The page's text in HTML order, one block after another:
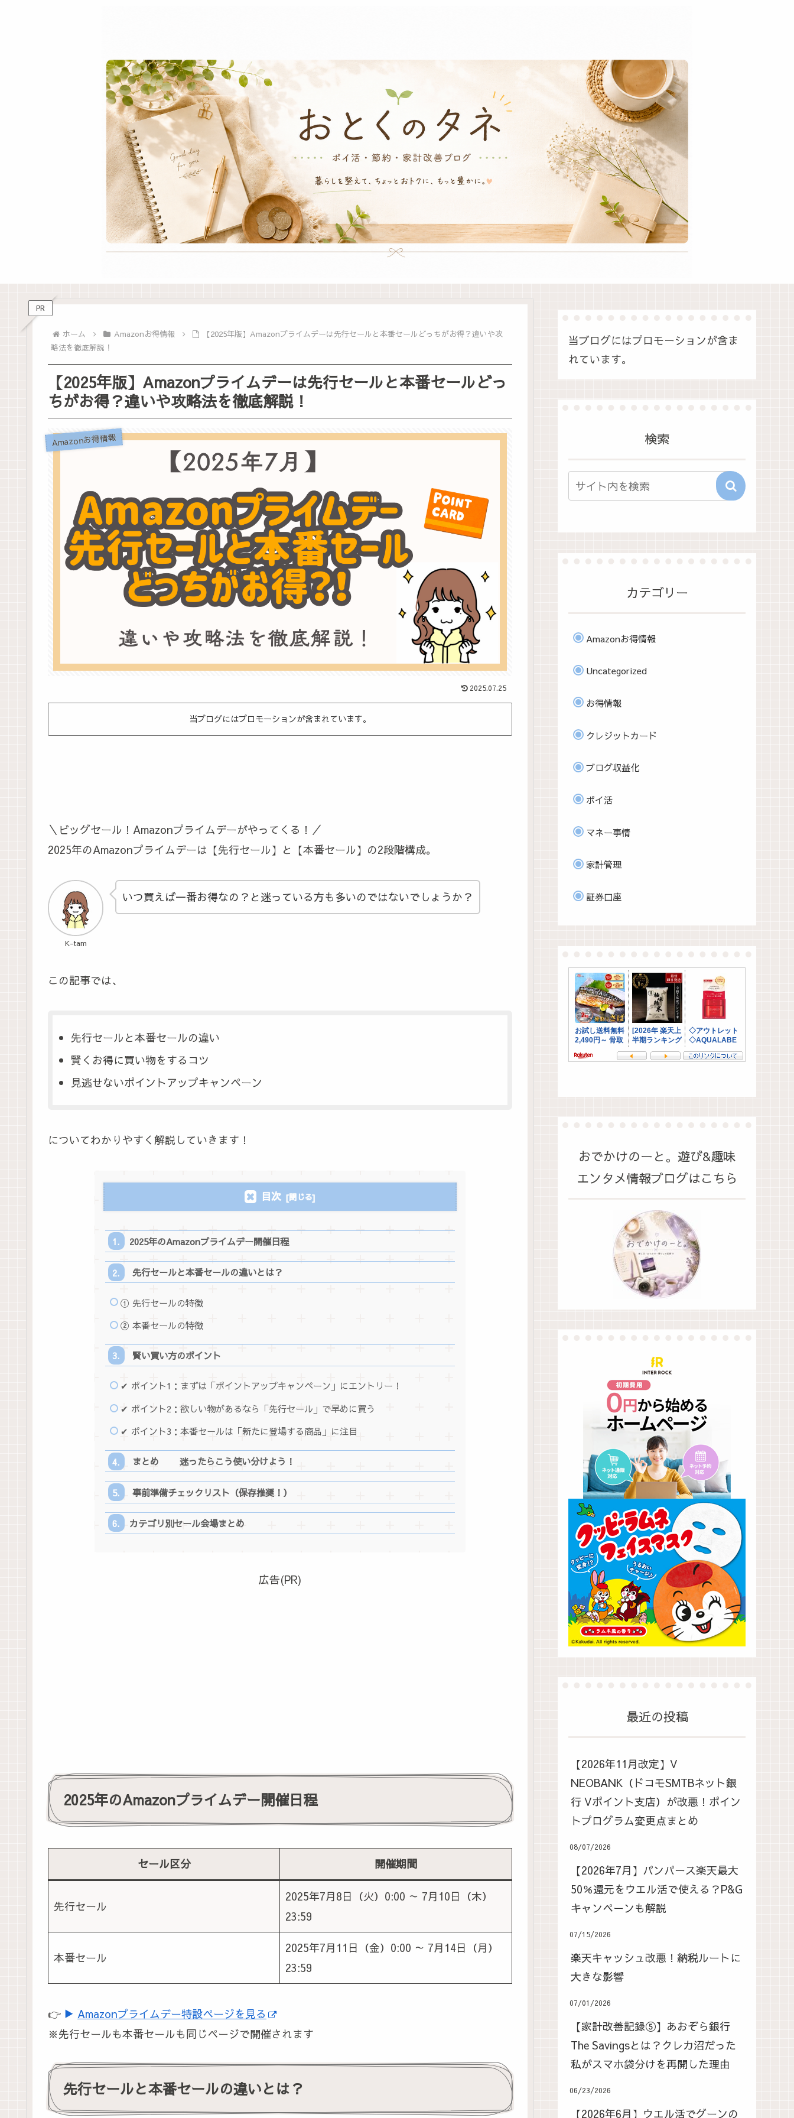
PR
ホーム Amazonお得情報
【2025年版】Amazonプライムデーは先行セールと本番セールどっちがお得？違いや攻
略法を徹底解説！
【2025年版】Amazonプライムデーは先行セールと本番セールどっ
ちがお得？違いや攻略法を徹底解説！
Amazonお得情報
2025.07.25
当ブログにはプロモーションが含まれています。
＼ビッグセール！Amazonプライムデーがやってくる！／
2025年のAmazonプライムデーは【先行セール】と【本番セール】の2段階構成。
K-tam
いつ買えば一番お得なの？と迷っている方も多いのではないでしょうか？
この記事では、
先行セールと本番セールの違い
賢くお得に買い物をするコツ
見逃せないポイントアップキャンペーン
についてわかりやすく解説していきます！
目次
2025年のAmazonプライムデー開催日程
先行セールと本番セールの違いとは？
① 先行セールの特徴
② 本番セールの特徴
賢い買い方のポイント
✔ ポイント1：まずは「ポイントアップキャンペーン」にエントリー！
✔ ポイント2：欲しい物があるなら「先行セール」で早めに買う
✔ ポイント3：本番セールは「新たに登場する商品」に注目
まとめ 迷ったらこう使い分けよう！
事前準備チェックリスト（保存推奨！）
カテゴリ別セール会場まとめ
広告(PR)
2025年のAmazonプライムデー開催日程
セール区分 開催期間
先行セール
2025年7月8日（火）0:00 ～ 7月10日（木）
23:59
本番セール
2025年7月11日（金）0:00 ～ 7月14日（月）
23:59
👉 ▶ Amazonプライムデー特設ページを見る
※先行セールも本番セールも同じページで開催されます
先行セールと本番セールの違いとは？
当ブログにはプロモーションが含ま
れています。
検索
カテゴリー
Amazonお得情報
Uncategorized
お得情報
クレジットカード
ブログ収益化
ポイ活
マネー事情
家計管理
証券口座
おでかけのーと。遊び&趣味
エンタメ情報ブログはこちら
最近の投稿
【2026年11月改定】V
NEOBANK（ドコモSMTBネット銀
行 Vポイント支店）が改悪！ポイン
トプログラム変更点まとめ
08/07/2026
【2026年7月】パンパース楽天最大
50％還元をウエル活で使える？P&G
キャンペーンも解説
07/15/2026
楽天キャッシュ改悪！納税ルートに
大きな影響
07/01/2026
【家計改善記録⑤】あおぞら銀行
The Savingsとは？クレカ沼だった
私がスマホ袋分けを再開した理由
06/23/2026
【2026年6月】ウエル活でグーンの